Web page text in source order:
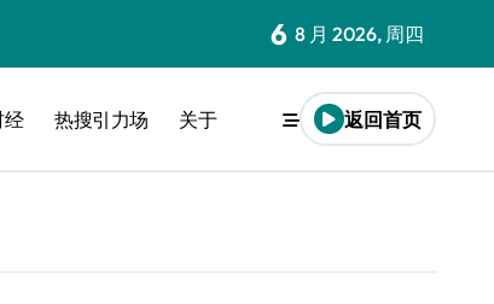
6 8 月 2026, 周四
经 热搜引力场 关于 返回首页